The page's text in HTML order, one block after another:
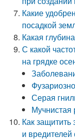
Какие
посадкой
Какая
С какой
на грядке
Серая
Мучнистая
Как
и